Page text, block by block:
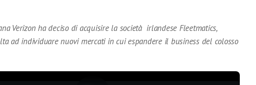
Verizon ha deciso di acquisire la società irlandese Fleetmatics,
ad individuare nuovi mercati in cui espandere il business del colosso